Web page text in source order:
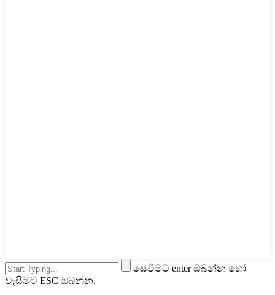
සෙවීමට enter ඔබන්න හෝ
වැසීමට ESC ඔබන්න.